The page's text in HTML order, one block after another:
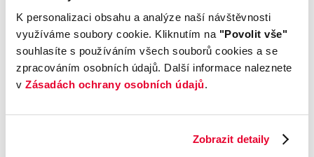
K personalizaci obsahu a analýze naší návštěvnosti
využíváme soubory cookie. Kliknutím na "Povolit vše"
souhlasíte s používáním všech souborů cookies a se
zpracováním osobních údajů. Další informace naleznete
v Zásadách ochrany osobních údajů.
Zobrazit detaily
5
Zelená
Velikost disků kol
Odpočet DPH
S odpočtem DPH
Termín dodání
Ihned k odběru
Objednávací kód
OM61000419